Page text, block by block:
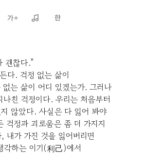
괜찮다."
다. 걱정 없는 삶이
없는 삶이 어디 있겠는가. 그러나
친 걱정이다. 우리는 처음부터
않았다. 사실은 다 잃어 봐야
걱정과 괴로움은 좀 더 가지지
내가 가진 것을 잃어버리면
각하는 이기(利己)에서